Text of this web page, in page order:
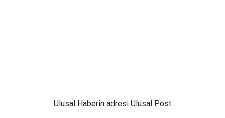
Ulusal Haberin adresi Ulusal Post